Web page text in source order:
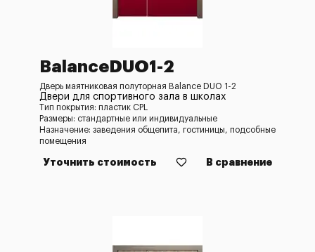
BalanceDUO1-2
Дверь маятниковая полуторная Balance DUO 1-2
Двери для спортивного зала в школах
Тип покрытия: пластик CPL
Размеры: стандартные или индивидуальные
Назначение: заведения общепита, гостиницы, подсобные
помещения
Уточнить стоимость В сравнение